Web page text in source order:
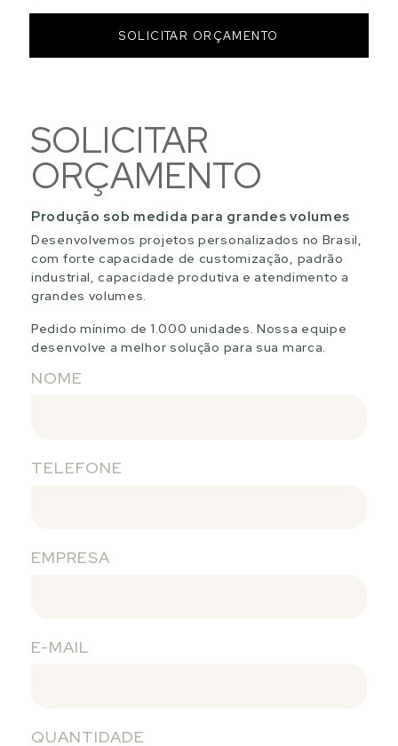
SOLICITAR ORÇAMENTO
SOLICITAR
ORÇAMENTO
Produção sob medida para grandes volumes
Desenvolvemos projetos personalizados no Brasil,
com forte capacidade de customização, padrão
industrial, capacidade produtiva e atendimento a
grandes volumes.
Pedido mínimo de 1.000 unidades. Nossa equipe
desenvolve a melhor solução para sua marca.
NOME
TELEFONE
EMPRESA
E-MAIL
QUANTIDADE